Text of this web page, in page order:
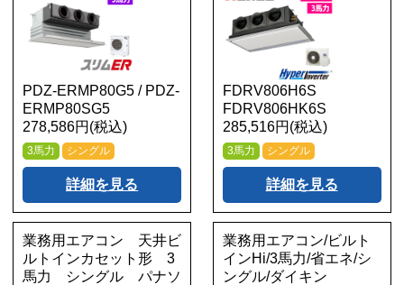
PDZ-ERMP80G5 / PDZ-
ERMP80SG5
278,586円(税込)
3馬力 シングル
詳細を見る
FDRV806H6S
FDRV806HK6S
285,516円(税込)
3馬力 シングル
詳細を見る
業務用エアコン 天井ビ
ルトインカセット形 3
馬力 シングル パナソ
業務用エアコン/ビルト
インHi/3馬力/省エネ/シ
ングル/ダイキン